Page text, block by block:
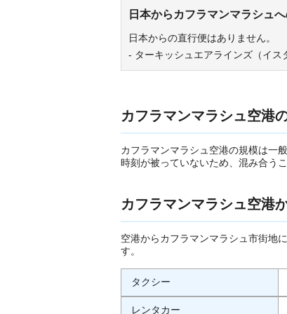
日本からカフラマンマラシュ
日本からの直行便はありません。
- ターキッシュエアラインズ（イス
カフラマンマラシュ空港
カフラマンマラシュ空港の規模は一
時刻が被っていないため、混み合う
カフラマンマラシュ空港
空港からカフラマンマラシュ市街地
す。
タクシー
レンタカー